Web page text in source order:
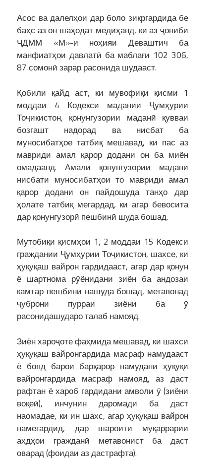
Асос ва далелҳои дар боло зикргардида бе
баҳс аз он шаҳодат медиҳанд, ки аз ҷониби
ҶДММ «М»-и ноҳияи Деваштич ба
манфиатҳои давлатӣ ба маблағи 102 306,
87 сомонӣ зарар расонида шудааст.
Қобили қайд аст, ки мувофиқи қисми 1
моддаи 4 Кодекси мадании Ҷумҳурии
Тоҷикистон, қонунгузории маданӣ қувваи
бозгашт надорад ва нисбат ба
муносибатҳое татбиқ мешавад, ки пас аз
мавриди амал қарор додани он ба миён
омадаанд. Амали қонунгузории маданӣ
нисбати муносибатҳои то мавриди амал
қарор додани он пайдошуда танҳо дар
ҳолате татбиқ мегардад, ки агар бевосита
дар қонунгузорӣ пешбинӣ шуда бошад.
Мутобиқи қисмҳои 1, 2 моддаи 15 Кодекси
граждании Ҷумҳурии Тоҷикистон, шахсе, ки
ҳуқуқаш вайрон гардидааст, агар дар қонун
ё шартнома рӯёнидани зиён ба андозаи
камтар пешбинӣ нашуда бошад, метавонад
ҷуброни пурраи зиёни ба ӯ
расонидашударо талаб намояд.
Зиён хароҷоте фаҳмида мешавад, ки шахси
ҳуқуқаш вайронгардида масраф намудааст
ё бояд барои барқарор намудани ҳуқуқи
вайронгардида масраф намояд, аз даст
рафтан ё хароб гардидани амволи ӯ (зиёни
воқеӣ), инчунин даромади ба даст
наомадае, ки ин шахс, агар ҳуқуқаш вайрон
намегардид, дар шароити муқаррарии
аҳдҳои гражданӣ метавонист ба даст
оварад (фоидаи аз дастрафта).